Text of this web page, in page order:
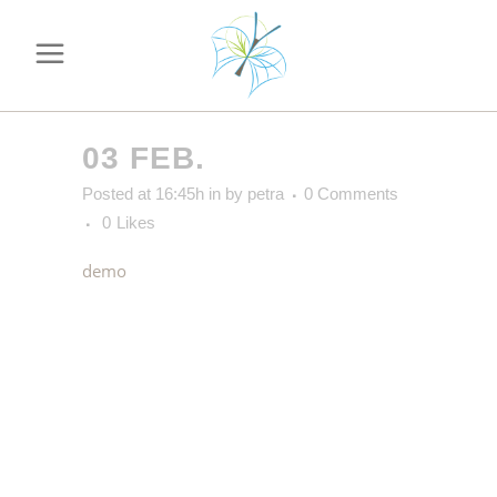
03 FEB.
Posted at 16:45h in by petra
0 Comments
0 Likes
demo